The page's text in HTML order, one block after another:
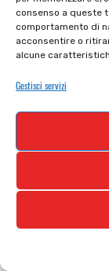
consenso a queste
comportamento di
acconsentire o
alcune
Gestisci servizi